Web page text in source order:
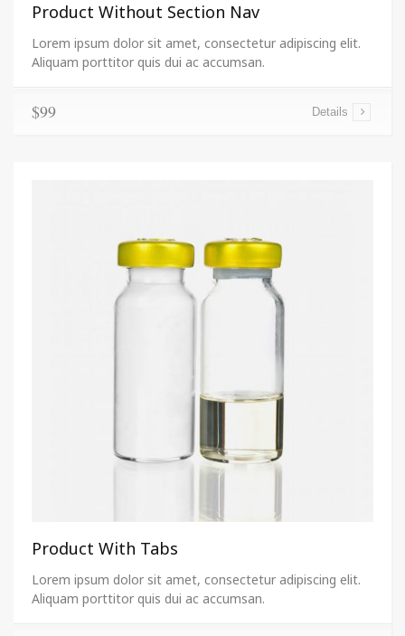
Product Without Section Nav
Lorem ipsum dolor sit amet, consectetur adipiscing elit.
Aliquam porttitor quis dui ac accumsan.
$99 Details
Product With Tabs
Lorem ipsum dolor sit amet, consectetur adipiscing elit.
Aliquam porttitor quis dui ac accumsan.